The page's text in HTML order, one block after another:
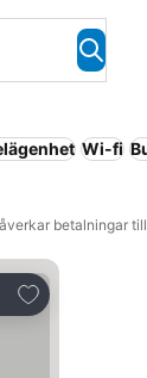
Wi-fi
betalningar
Lägg till i Mina